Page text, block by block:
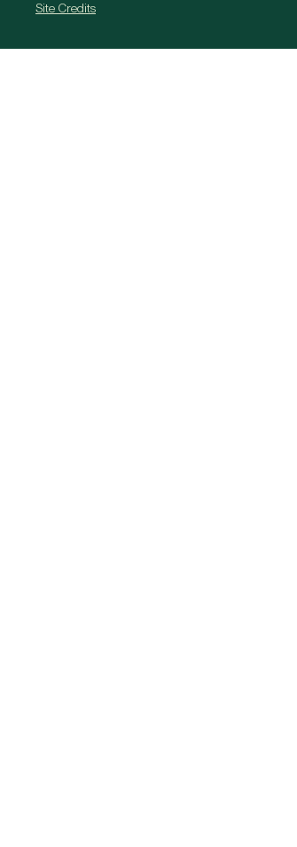
Site Credits